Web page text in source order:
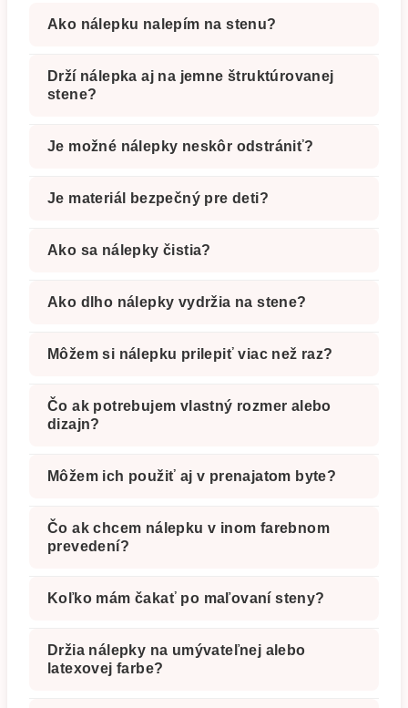
Ako nálepku nalepím na stenu?
Drží nálepka aj na jemne štruktúrovanej
stene?
Je možné nálepky neskôr odstrániť?
Je materiál bezpečný pre deti?
Ako sa nálepky čistia?
Ako dlho nálepky vydržia na stene?
Môžem si nálepku prilepiť viac než raz?
Čo ak potrebujem vlastný rozmer alebo
dizajn?
Môžem ich použiť aj v prenajatom byte?
Čo ak chcem nálepku v inom farebnom
prevedení?
Koľko mám čakať po maľovaní steny?
Držia nálepky na umývateľnej alebo
latexovej farbe?